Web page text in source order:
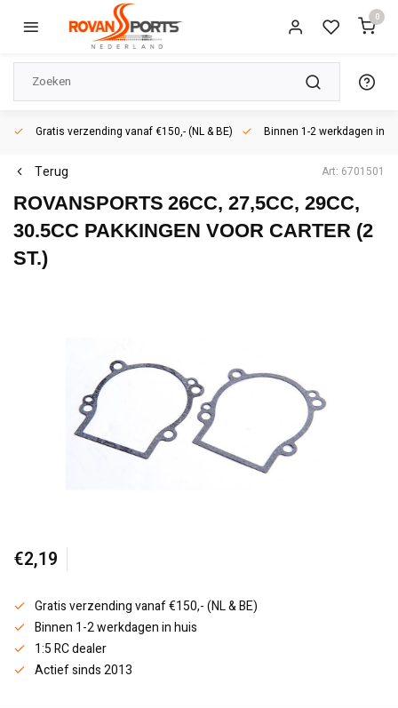
0
Gratis verzending vanaf €150,- (NL & BE) Binnen 1-2 werkdagen in
Terug Art: 6701501
ROVANSPORTS 26CC, 27,5CC, 29CC,
30.5CC PAKKINGEN VOOR CARTER (2
ST.)
€2,19
Gratis verzending vanaf €150,- (NL & BE)
Binnen 1-2 werkdagen in huis
1:5 RC dealer
Actief sinds 2013